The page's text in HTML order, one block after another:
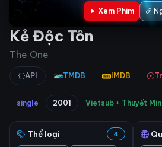
Xem Phim
Kẻ Độc Tôn
The One
API TMDB IMDB
single 2001 Vietsub + Thuyết
Thể loại 4